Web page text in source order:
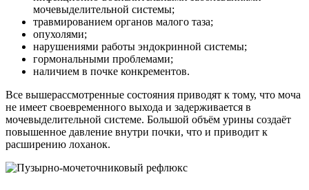
мочевыделительной системы;
травмированием органов малого таза;
опухолями;
нарушениями работы эндокринной системы;
гормональными проблемами;
наличием в почке конкрементов.
Все вышерассмотренные состояния приводят к тому, что моча
не имеет своевременного выхода и задерживается в
мочевыделительной системе. Большой объём урины создаёт
повышенное давление внутри почки, что и приводит к
расширению лоханок.